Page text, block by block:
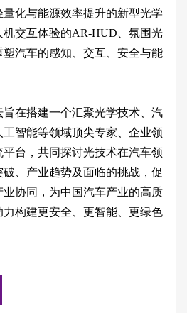
化与能源效率提升的新型光学
交互体验的AR-HUD、氛围光
汽车的感知、交互、安全与能
在搭建一个汇聚光学技术、汽
智能等领域顶尖专家、企业领
台，共同探讨光技术在汽车领
、产业趋势及面临的挑战，促
协同，为中国汽车产业的高质
构建更安全、更智能、更绿色